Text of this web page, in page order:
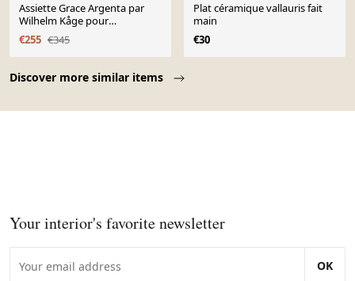
Discover more similar items
Assiette Grace Argenta par
Wilhelm Kåge pour
Gustavsberg
€255 €345
Plat céramique vallauris fait
main
€30
Your interior's favorite newsletter
OK